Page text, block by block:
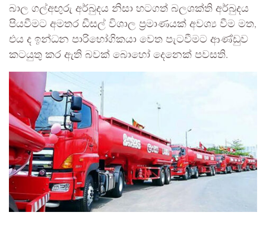
බාල ගල්අඟුරු අර්බුදය නිසා හටගත් බලශක්ති අර්බුදය
පියවීමට අමතර ඩීසල් විශාල ප්‍රමාණයක් අවශ්‍ය වීම මත,
එය ද ඉන්ධන පාරිභෝගිකයා වෙත පැටවීමට ආණ්ඩුව
කටයුතු කර ඇති බවක් බොහෝ දෙනෙක් පවසති.